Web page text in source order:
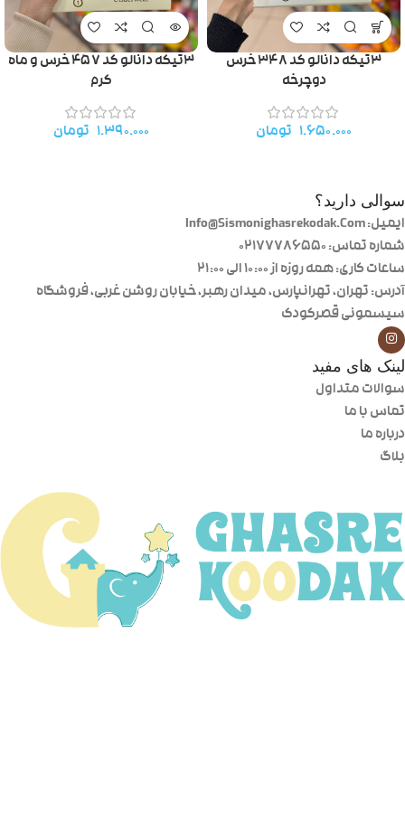
۳تیکه دانالو کد ۳۴۸ خرس
دوچرخه
۱.۶۵۰.۰۰۰ تومان
۳تیکه دانالو کد ۴۵۷ خرس و ماه
کرم
۱.۳۹۰.۰۰۰ تومان
سوالی دارید؟
ایمیل: Info@Sismonighasrekodak.Com
شماره تماس: 02177786550
ساعات کاری: همه روزه از ۱۰:۰۰ الی ۲۱:۰۰
آدرس: تهران، تهرانپارس، میدان رهبر، خیابان روشن غربی، فروشگاه
سیسمونی قصرکودک
لینک های مفید
سوالات متداول
تماس با ما
درباره ما
بلاگ